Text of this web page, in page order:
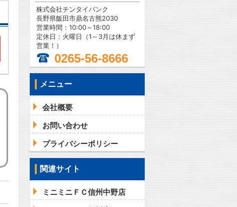
株式会社チンタイバンク
長野県飯田市鼎名古熊2030
営業時間：10:00～18:00
定休日：火曜日（1～3月は休まず
営業！）
0265-56-8666
メニュー
会社概要
お問い合わせ
プライバシーポリシー
関連サイト
ミニミニＦＣ信州中野店